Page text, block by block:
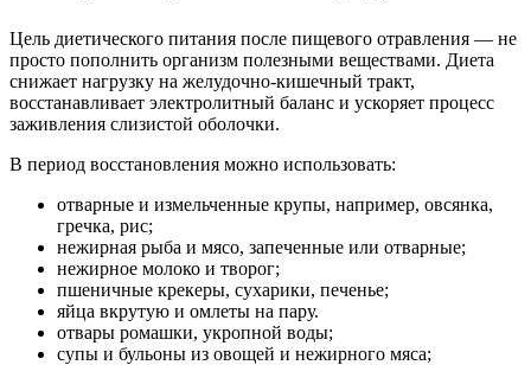
Цель диетического питания после пищевого отравления — не
просто пополнить организм полезными веществами. Диета
снижает нагрузку на желудочно-кишечный тракт,
восстанавливает электролитный баланс и ускоряет процесс
заживления слизистой оболочки.
В период восстановления можно использовать:
отварные и измельченные крупы, например, овсянка,
гречка, рис;
нежирная рыба и мясо, запеченные или отварные;
нежирное молоко и творог;
пшеничные крекеры, сухарики, печенье;
яйца вкрутую и омлеты на пару.
отвары ромашки, укропной воды;
супы и бульоны из овощей и нежирного мяса;